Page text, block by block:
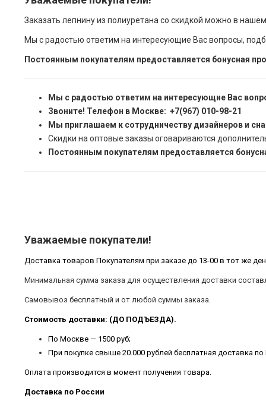
Заказать лепнину из полиуретана со скидкой можно в
Мы с радостью ответим на интересующие Вас вопросы,
Постоянным покупателям предоставляется бонусная
Мы с радостью ответим на интересующие Вас
Звоните! Телефон в Москве: +7(967) 010-98-21
Мы приглашаем к сотрудничеству дизайнеров и
Скидки на оптовые заказы оговариваются
Постоянным покупателям предоставляется
Уважаемые покупатели!
Доставка товаров Покупателям при заказе до 13-00 в тот же
Минимальная сумма заказа для осуществления доставки
Самовывоз бесплатный и от любой суммы заказа.
Стоимость доставки: (ДО ПОДЪЕЗДА).
По Москве — 1500 руб;
При покупке свыше 20.000 рублей бесплатная доставка
Оплата производится в момент получения товара.
Доставка по России